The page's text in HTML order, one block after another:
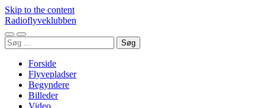
Skip to the content
Radioflyveklubben
Toggle
mobile
Toggle
search
Søg
efter:
Forside
Flyvepladser
Begyndere
Billeder
Video